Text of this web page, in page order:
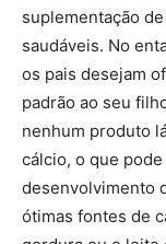
suplementação
saudáveis. No
os pais desejam
padrão ao seu
nenhum produto
cálcio, o que
desenvolvimento
ótimas fontes de